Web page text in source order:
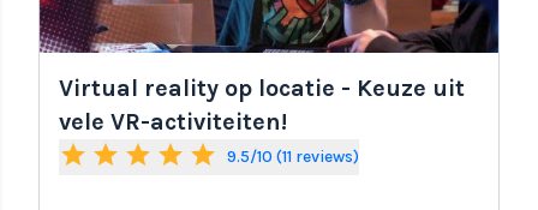
Virtual reality op locatie - Keuze uit
vele VR-activiteiten!
star star star star star 9.5/10 (11 reviews)